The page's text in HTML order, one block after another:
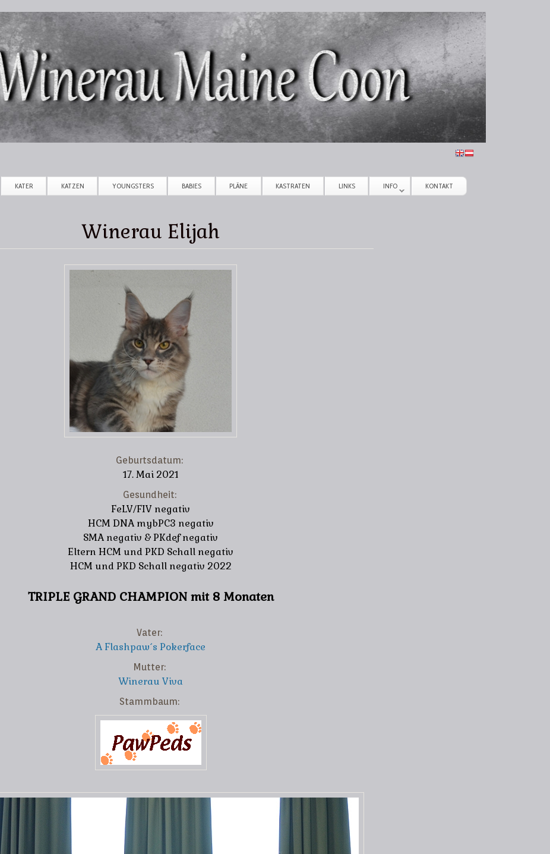
Direkt zum Inhalt
KATER KATZEN YOUNGSTERS BABIES PLÄNE KASTRATEN LINKS INFO KONTAKT
Winerau Elijah
Geburtsdatum:
17. Mai 2021
Gesundheit:
FeLV/FIV negativ
HCM DNA mybPC3 negativ
SMA negativ & PKdef negativ
Eltern HCM und PKD Schall negativ
HCM und PKD Schall negativ 2022
TRIPLE GRAND CHAMPION mit 8 Monaten
Vater:
A Flashpaw´s Pokerface
Mutter:
Winerau Viva
Stammbaum: